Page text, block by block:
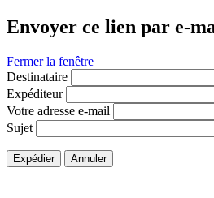
Envoyer ce lien par e-
Fermer la fenêtre
Destinataire
Expéditeur
Votre adresse e-mail
Sujet
Expédier Annuler